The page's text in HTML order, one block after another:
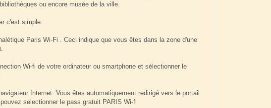
ou encore musée de la ville.
c'est simple:
Paris Wi-Fi . Ceci indique que vous êtes dans la zone d'une
Wi-fi de votre ordinateur ou smartphone et sélectionner le
Internet. Vous êtes automatiquement redirigé vers le portail
selectionner le pass gratuit PARIS Wi-fi